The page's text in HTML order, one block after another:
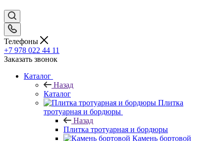
Телефоны
+7 978 022 44 11
Заказать звонок
Каталог
Назад
Каталог
Плитка
тротуарная и бордюры
Назад
Плитка тротуарная и бордюры
Камень бортовой